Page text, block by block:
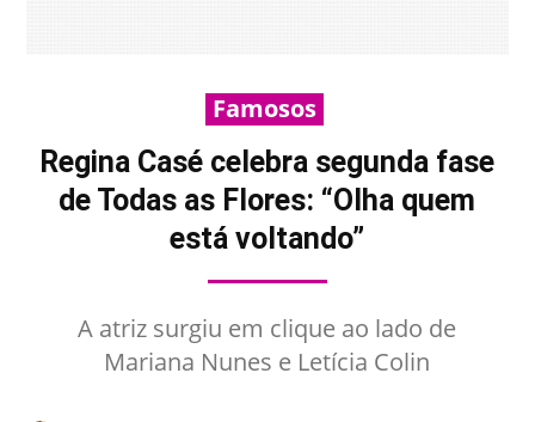
Famosos
Regina Casé celebra segunda fase
de Todas as Flores: “Olha quem
está voltando”
A atriz surgiu em clique ao lado de
Mariana Nunes e Letícia Colin